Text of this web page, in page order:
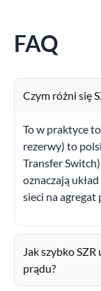
FAQ
Czym różni się
To w praktyce
rezerwy) to
Transfer
oznaczają
sieci na agregat
Jak szybko
prądu?